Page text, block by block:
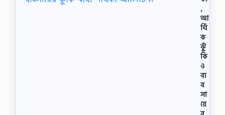
,
আ
র্থি
ক
ঝুঁ
কি
ও
ব্য
ব
সা
য়ে